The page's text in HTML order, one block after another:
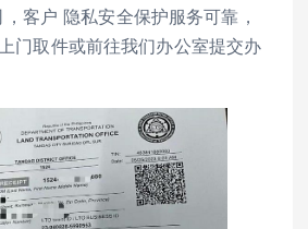
客户 隐私安全保护服务可靠，
门取件或前往我们办公室提交办